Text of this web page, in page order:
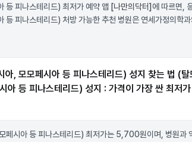
등 피나스테리드) 최저가 예약 앱 [나만의닥터] 에 따르면,
등 피나스테리드) 처방 가능한 추천 병원은 연세가정의학
아, 모모페시아 등 피나스테리드) 성지 찾는 법 (탈
아 등 피나스테리드) 성지 : 가격이 가장 싼 최저
페시아 등 피나스테리드) 최저가는 5,700원이며, 병원과